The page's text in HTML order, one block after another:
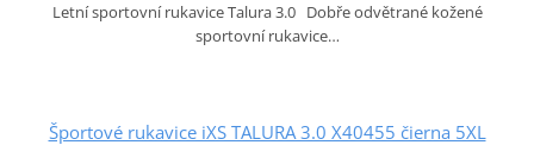
Letní sportovní rukavice Talura 3.0 Dobře odvětrané kožené
sportovní rukavice…
Športové rukavice iXS TALURA 3.0 X40455 čierna 5XL